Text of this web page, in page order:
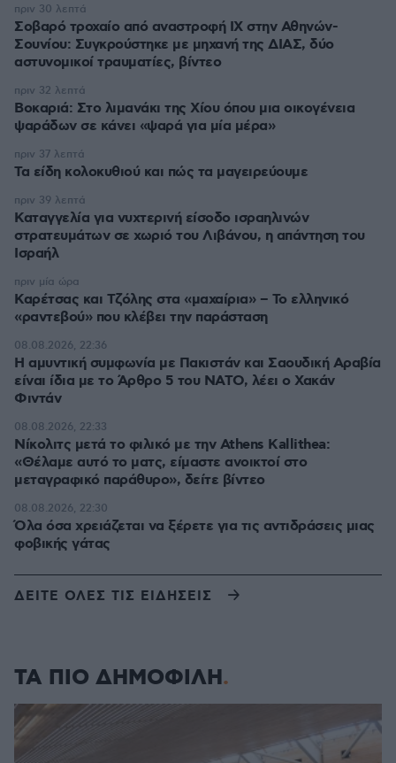
Σοβαρό τροχαίο από αναστροφή ΙΧ στην Αθηνών-
Σουνίου: Συγκρούστηκε με μηχανή της ΔΙΑΣ, δύο
αστυνομικοί τραυματίες, βίντεο
πριν 30 λεπτά
Βοκαριά: Στο λιμανάκι της Χίου όπου μια οικογένεια
ψαράδων σε κάνει «ψαρά για μία μέρα»
πριν 32 λεπτά
Τα είδη κολοκυθιού και πώς τα μαγειρεύουμε
πριν 37 λεπτά
Καταγγελία για νυχτερινή είσοδο ισραηλινών
στρατευμάτων σε χωριό του Λιβάνου, η απάντηση του
Ισραήλ
πριν 39 λεπτά
Καρέτσας και Τζόλης στα «μαχαίρια» – Το ελληνικό
«ραντεβού» που κλέβει την παράσταση
πριν μία ώρα
Η αμυντική συμφωνία με Πακιστάν και Σαουδική Αραβία
είναι ίδια με το Άρθρο 5 του ΝΑΤΟ, λέει ο Χακάν
Φιντάν
08.08.2026, 22:36
Νίκολιτς μετά το φιλικό με την Athens Kallithea:
«Θέλαμε αυτό το ματς, είμαστε ανοικτοί στο
μεταγραφικό παράθυρο», δείτε βίντεο
08.08.2026, 22:33
Όλα όσα χρειάζεται να ξέρετε για τις αντιδράσεις μιας
φοβικής γάτας
08.08.2026, 22:30
ΔΕΙΤΕ ΟΛΕΣ ΤΙΣ ΕΙΔΗΣΕΙΣ
ΤΑ ΠΙΟ ΔΗΜΟΦΙΛΗ